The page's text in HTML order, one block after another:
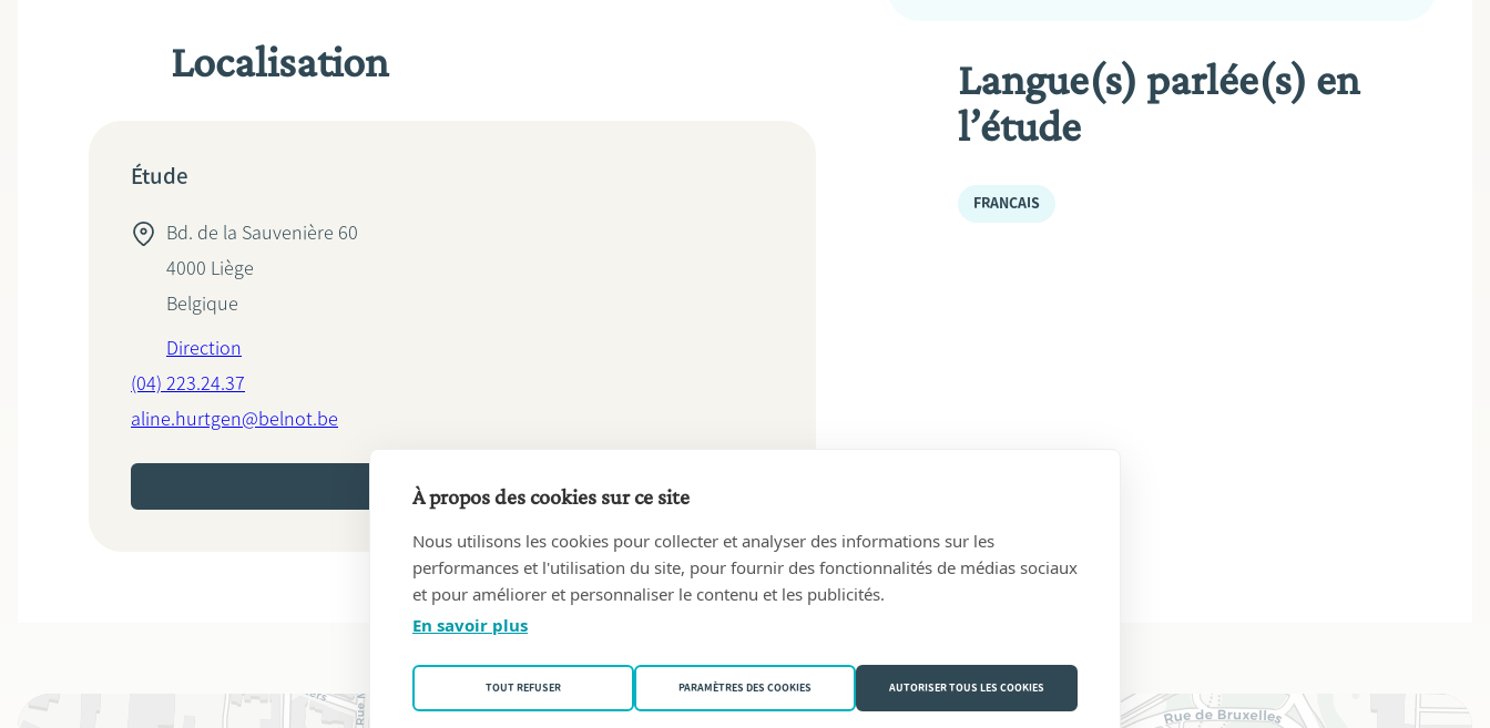
Localisation
Étude
Bd. de la Sauvenière 60
4000 Liège
Belgique
Direction
(04) 223.24.37
aline.hurtgen@belnot.be
PRENEZ RENDEZ-VOUS EN LIGNE
Langue(s) parlée(s) en
l’étude
FRANÇAIS
À propos des cookies sur ce site
Nous utilisons les cookies pour collecter et analyser des informations sur les
performances et l'utilisation du site, pour fournir des fonctionnalités de médias sociaux
et pour améliorer et personnaliser le contenu et les publicités.
En savoir plus
TOUT REFUSER PARAMÈTRES DES COOKIES AUTORISER TOUS LES COOKIES